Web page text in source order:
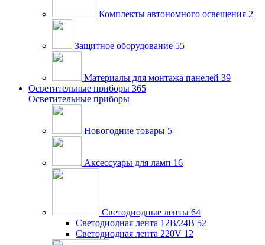
Комплекты автономного освещения 2
Защитное оборудование 55
Материалы для монтажа панелей 39
Осветительные приборы 365
Осветительные приборы
Новогодние товары 5
Аксессуары для ламп 16
Светодиодные ленты 64
Светодиодная лента 12В/24В 52
Светодиодная лента 220V 12